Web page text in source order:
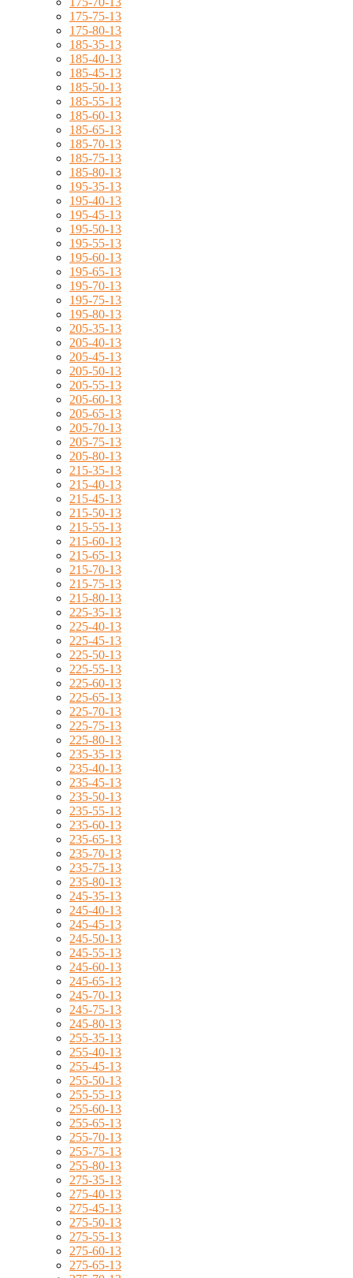
175-75-13
175-80-13
185-35-13
185-40-13
185-45-13
185-50-13
185-55-13
185-60-13
185-65-13
185-70-13
185-75-13
185-80-13
195-35-13
195-40-13
195-45-13
195-50-13
195-55-13
195-60-13
195-65-13
195-70-13
195-75-13
195-80-13
205-35-13
205-40-13
205-45-13
205-50-13
205-55-13
205-60-13
205-65-13
205-70-13
205-75-13
205-80-13
215-35-13
215-40-13
215-45-13
215-50-13
215-55-13
215-60-13
215-65-13
215-70-13
215-75-13
215-80-13
225-35-13
225-40-13
225-45-13
225-50-13
225-55-13
225-60-13
225-65-13
225-70-13
225-75-13
225-80-13
235-35-13
235-40-13
235-45-13
235-50-13
235-55-13
235-60-13
235-65-13
235-70-13
235-75-13
235-80-13
245-35-13
245-40-13
245-45-13
245-50-13
245-55-13
245-60-13
245-65-13
245-70-13
245-75-13
245-80-13
255-35-13
255-40-13
255-45-13
255-50-13
255-55-13
255-60-13
255-65-13
255-70-13
255-75-13
255-80-13
275-35-13
275-40-13
275-45-13
275-50-13
275-55-13
275-60-13
275-65-13